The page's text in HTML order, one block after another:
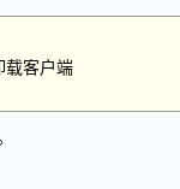
载客户端